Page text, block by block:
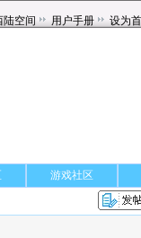
游戏社区